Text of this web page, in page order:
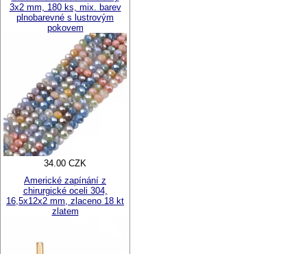
3x2 mm, 180 ks, mix. barev
plnobarevné s lustrovým
pokovem
34.00 CZK
Americké zapínání z
chirurgické oceli 304,
16,5x12x2 mm, zlaceno 18 kt
zlatem